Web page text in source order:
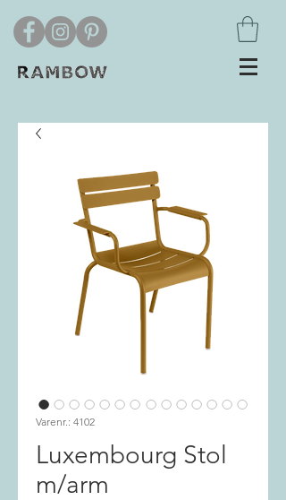
Varenr.: 4102
Luxembourg Stol
m/arm